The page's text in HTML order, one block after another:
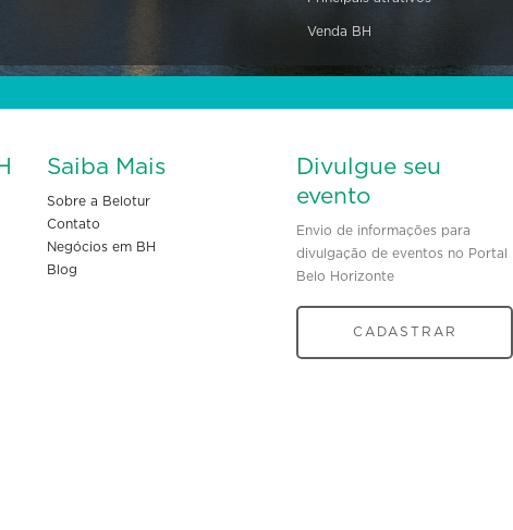
Venda BH
Saiba Mais
Sobre a Belotur
Contato
Negócios em BH
Blog
Divulgue seu
evento
Envio de informações para
divulgação de eventos no Portal
Belo Horizonte
CADASTRAR